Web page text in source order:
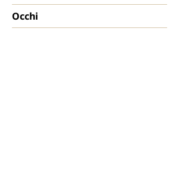
Occhi